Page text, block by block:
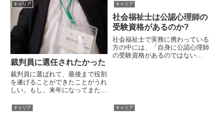
場の相談員になるためには、まず
現場に入って介護職として経験を
積んで、それから相談員としての
仕事を覚えていくみたいな言われ
方が...
キャリア
裁判員に選任されたかった
裁判員に選ばれて、最後まで役割
を遂げることができたことがうれ
しい。もし、来年になってまた裁
受けるつもりです。確率的に来年
キャリア
社会福祉士は公認心理師の
受験資格があるのか?
社会福祉士で実務に携わっている
方の中には、「自身に公認心理師
の受験資格があるのではない
キャリア キャリア